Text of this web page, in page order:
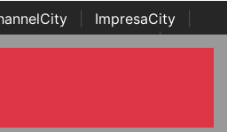
ImpresaCity
Channel Awards | Italian